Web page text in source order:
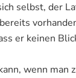
selbst, der
er keinen
wenn man